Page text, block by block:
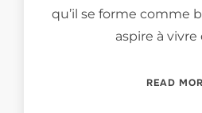
qu’il se forme comme
aspire à vivre
READ